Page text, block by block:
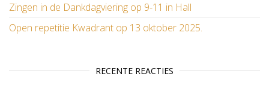
Zingen in de Dankdagviering op 9-11 in Hall
Open repetitie Kwadrant op 13 oktober 2025.
RECENTE REACTIES